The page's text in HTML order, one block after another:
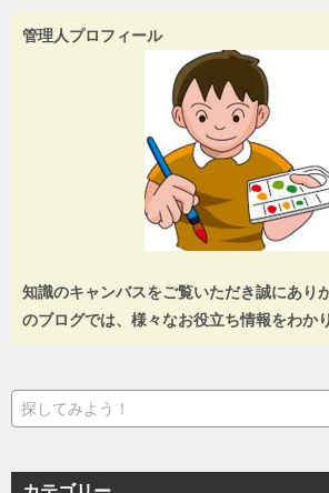
管理人プロフィール
知識のキャンバスをご覧いただき誠にあり
のブログでは、様々なお役立ち情報をわか
検
索